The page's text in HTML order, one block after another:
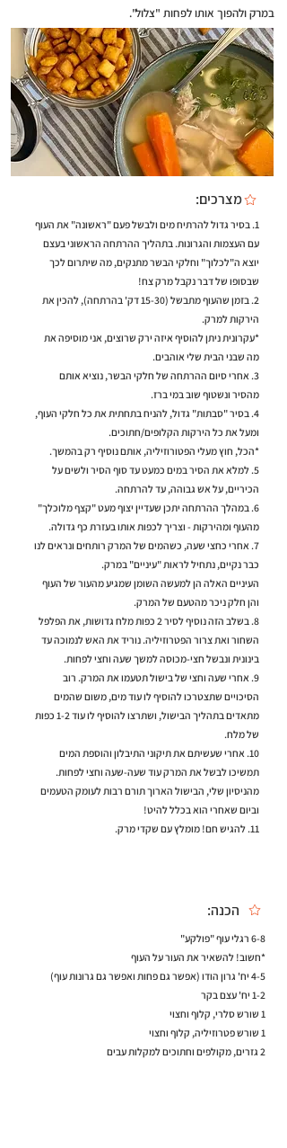
במרק ולהפוך אותו לפחות "צלול".
מצרכים:
1. בסיר גדול להרתיח מים ולבשל פעם "ראשונה" את העוף
עם העצמות והגרונות. בתהליך ההרתחה הראשוני בעצם
יוצא ה"לכלוך" וחלקי הבשר מתנקים, מה שיתרום לכך
שבסופו של דבר נקבל מרק צח!
2. בזמן שהעוף מתבשל (15-30 דק' בהרתחה), להכין את
הירקות למרק.
*עקרונית ניתן להוסיף איזה ירק שרוצים, אני מוסיפה את
מה שבני הבית שלי אוהבים.
3. אחרי סיום ההרתחה של חלקי הבשר, נוציא אותם
מהסיר ונשטוף שוב במי ברז.
4. בסיר "סבתות" גדול, להניח בתחתית את כל חלקי העוף,
ומעל את כל הירקות הקלופים/חתוכים.
*הכל, חוץ מעלי הפטורוזיליה, אותם נוסיף רק בהמשך.
5. למלא את הסיר במים כמעט עד סוף הסיר ולשים על
הכיריים, על אש גבוהה, עד להרתחה.
6. במהלך ההרתחה יתכן שעדיין יצוף מעט "קצף מלוכלך"
מהעוף ומהירקות - וצריך לכפות אותו בעזרת כף גדולה.
7. אחרי כחצי שעה, כשהמים של המרק רותחים ונראים לנו
כבר נקיים, נתחיל לראות "עיניים" במרק.
העיניים האלה הן למעשה השומן שמגיע מהעור של העוף
והן חלק ניכר מהטעם של המרק.
8. בשלב הזה נוסיף לסיר 2 כפות מלח גדושות, את הפלפל
השחור ואת צרור הפטרוזיליה. נוריד את האש לנמוכה עד
בינונית ונבשל חצי-מכוסה למשך שעה וחצי לפחות.
9. אחרי שעה וחצי של בישול תטעמו את המרק. רוב
הסיכויים שתצטרכו להוסיף לו עוד מים, משום שהמים
מתאדים בתהליך הבישול, ושתרצו להוסיף לו עוד 1-2 כפות
של מלח.
10. אחרי שעשיתם את תיקוני התיבלון והוספת המים
תמשיכו לבשל את המרק עוד שעה-שעה וחצי לפחות.
מהניסיון שלי, הבישול הארוך תורם רבות לעומק הטעמים
וביום שאחרי הוא בכלל להיט!
11. להגיש חם! מומלץ עם שקדי מרק.
הכנה:
6-8 רגלי עוף "פולקע"
*חשוב! להשאיר את העור על העוף
4-5 יח' גרון הודו (אפשר גם פחות ואפשר גם גרונות עוף)
1-2 יח' עצם בקר
1 שורש סלרי, קלוף וחצוי
1 שורש פטרוזיליה, קלוף וחצוי
2 גזרים, מקולפים וחתוכים למקלות עבים